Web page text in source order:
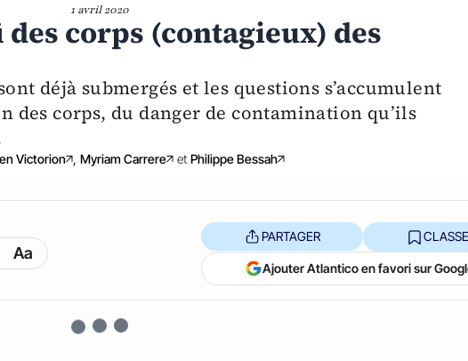
1 avril 2020
corps (contagieux) des
déjà submergés et les questions s’accumulent
des corps, du danger de contamination qu’ils
Victorion , Myriam Carrere et Philippe Bessah
Aa
PARTAGER
Ajouter Atlantico en favori sur